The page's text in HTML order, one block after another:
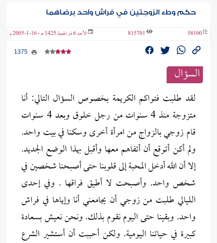
حكم وطء الزوجتين في فراش واحد برضاهما
58100
815701 الأحد 6 ذو الحجة 1425 هـ - 16-1-2005 م
السؤال
لقد طلبت فتواكم الكريمة بخصوص السؤال التالي: أنا
متزوجة منذ 4 سنوات من رجل خلوق وبعد 4 سنوات
قام زوجي بالزواج من امرأة أخرى وسكنا في بيت واحد.
ولم أكن أتوقع أن أتفاهم معها وأقبل بهذا الوضع الجديد.
إلا أن الله أدخل المحبة إلى قلوبنا حتى أصبحنا شخصين في
شخص واحد. وأصبحت لا أطيق فراقها . وفي إحدى
الليالي طلبت من زوجي أن يجامعني أنا وإياها في فراش
واحد. وبقينا حتى اليوم نقوم بذلك. ونحن نعيش بسعادة
كبيرة في حياتنا اليومية. ولكن أحببت أن أستشير الشرع